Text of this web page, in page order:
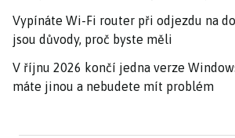
Vypínáte Wi-Fi router při odjezdu na
jsou důvody, proč byste měli
V říjnu 2026 končí jedna verze
máte jinou a nebudete mít problém